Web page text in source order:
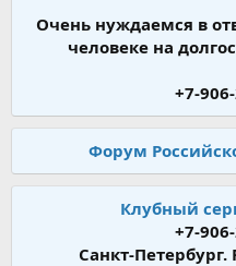
Очень нуждаемся в
человеке на
+7-
Форум
Клубный
+7-
Санкт-Петербург.